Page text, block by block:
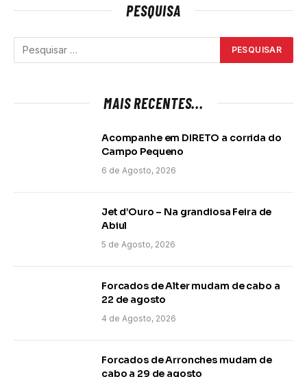
PESQUISA
MAIS RECENTES...
Acompanhe em DIRETO a corrida do
Campo Pequeno
6 de Agosto, 2026
Jet d’Ouro – Na grandiosa Feira de
Abiul
5 de Agosto, 2026
Forcados de Alter mudam de cabo a
22 de agosto
4 de Agosto, 2026
Forcados de Arronches mudam de
cabo a 29 de agosto